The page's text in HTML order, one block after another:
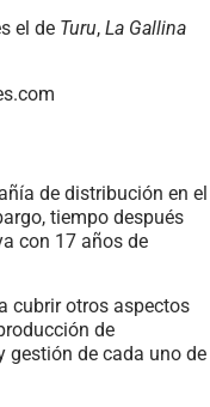
el de Turu, La Gallina
de distribución en el
tiempo después
con 17 años de
cubrir otros aspectos
de
gestión de cada uno de